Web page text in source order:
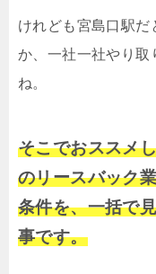
けれども宮島口駅
か、一社一社やり取
ね。
そこでおススメ
のリースバック
条件を、一括で
事です。